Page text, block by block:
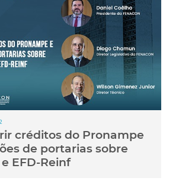
créditos do Pronampe
de portarias sobre
EFD-Reinf